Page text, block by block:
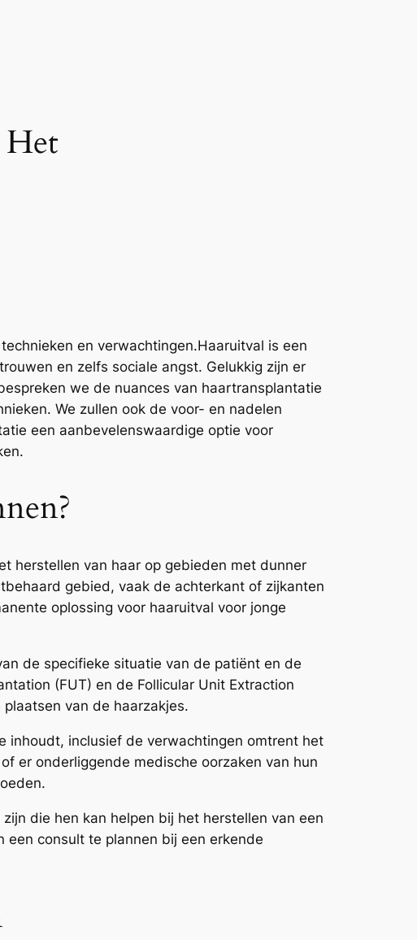
Het
en verwachtingen.Haaruitval is een
en zelfs sociale angst. Gelukkig zijn er
we de nuances van haartransplantatie
We zullen ook de voor- en nadelen
een aanbevelenswaardige optie voor
herstellen van haar op gebieden met dunner
gebied, vaak de achterkant of zijkanten
oplossing voor haaruitval voor jonge
de specifieke situatie van de patiënt en de
(FUT) en de Follicular Unit Extraction
van de haarzakjes.
inhoudt, inclusief de verwachtingen omtrent het
er onderliggende medische oorzaken van hun
die hen kan helpen bij het herstellen van een
consult te plannen bij een erkende